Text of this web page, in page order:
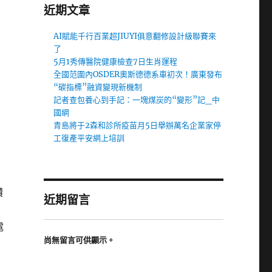
近期文章
AI賦能千行百業超JIUYI俱意翻修設計級聯賽來
了
5月1秀傳醫院健康檢查7日生肖運程
全國范圍內OSDER奧斯德德系車初次！廣東發布
“碳指標”融資變現新機制
記者查包養心到手記：一塊煤炭的“變形”記_中
國網
青島將于2森和診所疫苗月5日舉辦萬名企業家停
工復產平安網上培訓
近期留言
尚無留言可供顯示。